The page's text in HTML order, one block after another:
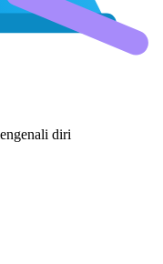
diri